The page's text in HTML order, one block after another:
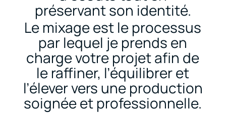
préservant son identité.
Le mixage est le processus
par lequel je prends en
charge votre projet afin de
le raffiner, l’équilibrer et
l’élever vers une production
soignée et professionnelle.